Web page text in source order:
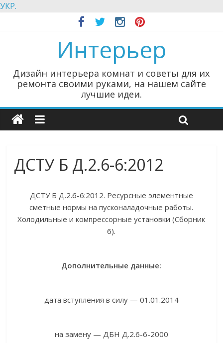
УКР.
Интерьер
Дизайн интерьера комнат и советы для их
ремонта своими руками, на нашем сайте
лучшие идеи.
ДСТУ Б Д.2.6-6:2012
ДСТУ Б Д.2.6-6:2012. Ресурсные элементные
сметные нормы на пусконаладочные работы.
Холодильные и компрессорные установки (Сборник
6).
Дополнительные данные:
дата вступления в силу — 01.01.2014
на замену — ДБН Д.2.6-6-2000